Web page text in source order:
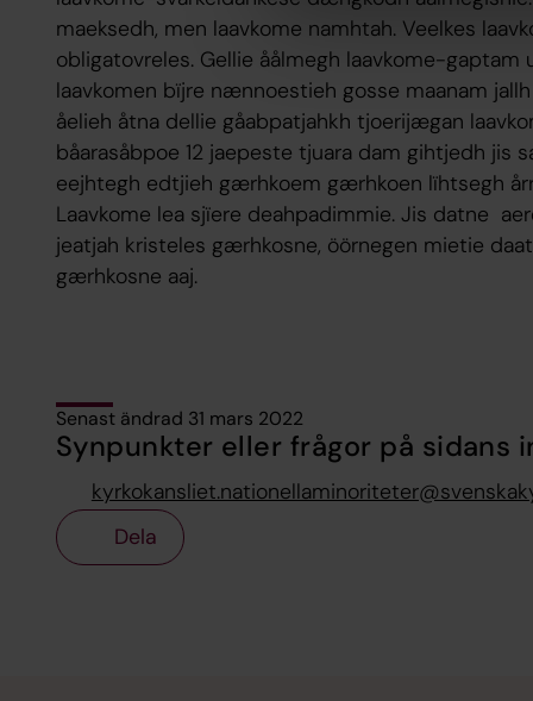
maeksedh, men laavkome namhtah. Veelkes
obligatovreles. Gellie åålmegh laavkome-
laavkomen bïjre nænnoestieh gosse maanam
åelieh åtna dellie gåabpatjahkh tjoerijægan
båarasåbpoe 12 jaepeste tjuara dam gihtjedh jis
eejhtegh edtjieh gærhkoem gærhkoen lïhtsegh
Laavkome lea sjïere deahpadimmie. Jis datne
jeatjah kristeles gærhkosne, öörnegen mietie
gærhkosne aaj.
Senast ändrad 31 mars 2022
Synpunkter eller frågor på sidans
Dela